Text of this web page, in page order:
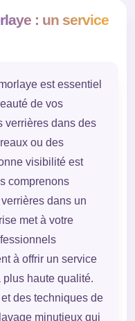
: un service
est essentiel
de vos
verrières dans des
ou des
visibilité est
comprenons
dans un
met à votre
à offrir un service
haute qualité.
des techniques de
minutieux qui